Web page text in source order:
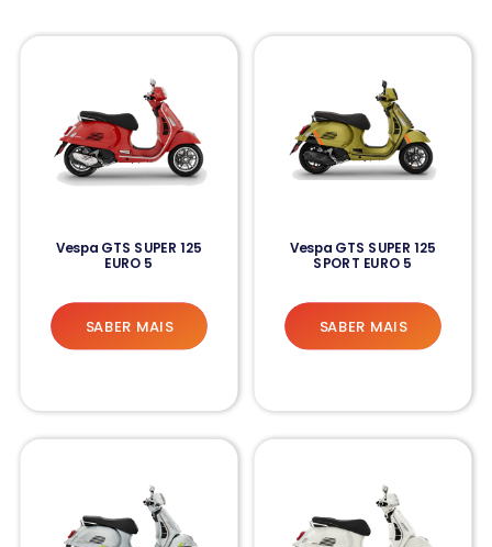
Vespa GTS SUPER 125
EURO 5
SABER MAIS
Vespa GTS SUPER 125
SPORT EURO 5
SABER MAIS